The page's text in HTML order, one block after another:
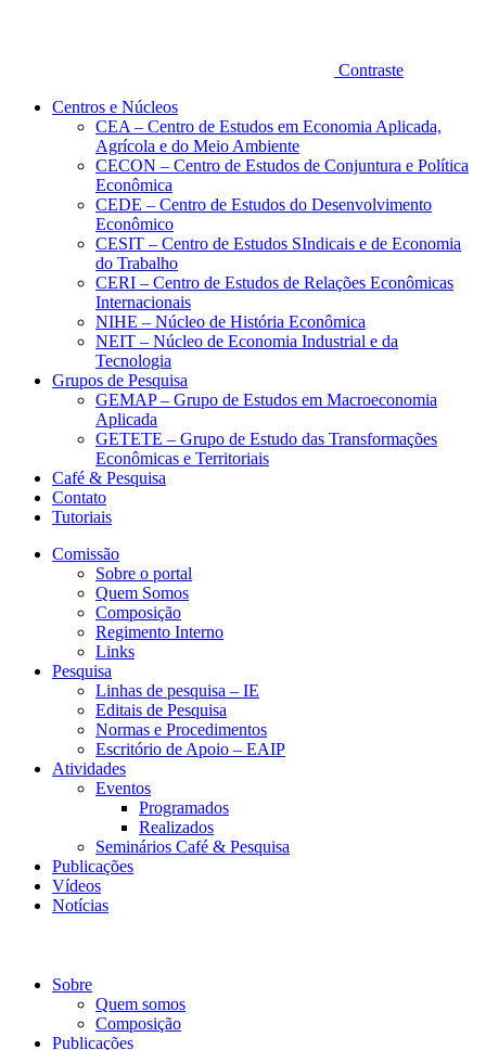
Contraste
Centros e Núcleos
CEA – Centro de Estudos em Economia Aplicada,
Agrícola e do Meio Ambiente
CECON – Centro de Estudos de Conjuntura e Política
Econômica
CEDE – Centro de Estudos do Desenvolvimento
Econômico
CESIT – Centro de Estudos SIndicais e de Economia
do Trabalho
CERI – Centro de Estudos de Relações Econômicas
Internacionais
NIHE – Núcleo de História Econômica
NEIT – Núcleo de Economia Industrial e da
Tecnologia
Grupos de Pesquisa
GEMAP – Grupo de Estudos em Macroeconomia
Aplicada
GETETE – Grupo de Estudo das Transformações
Econômicas e Territoriais
Café & Pesquisa
Contato
Tutoriais
Comissão
Sobre o portal
Quem Somos
Composição
Regimento Interno
Links
Pesquisa
Linhas de pesquisa – IE
Editais de Pesquisa
Normas e Procedimentos
Escritório de Apoio – EAIP
Atividades
Eventos
Programados
Realizados
Seminários Café & Pesquisa
Publicações
Vídeos
Notícias
Sobre
Quem somos
Composição
Publicações